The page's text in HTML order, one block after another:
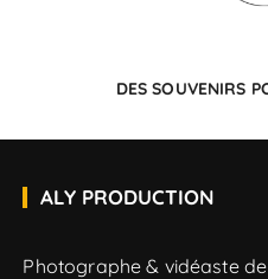
DES SOUVENIRS
ALY PRODUCTION
Photographe & vidéaste